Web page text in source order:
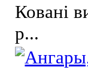
Ковані
р...